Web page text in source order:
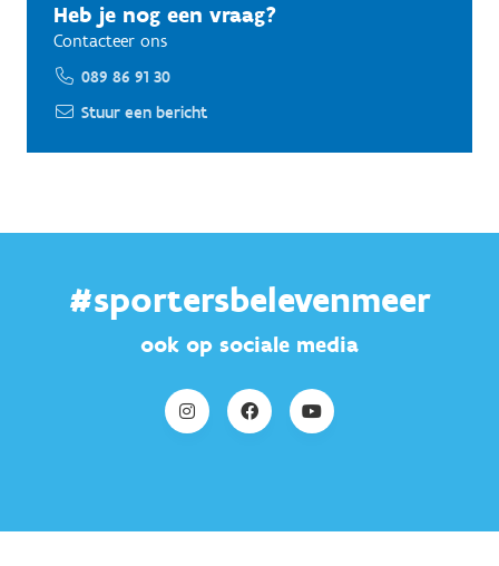
Heb je nog een vraag?
Contacteer ons
089 86 91 30
Stuur een bericht
#sportersbelevenmeer
ook op sociale media